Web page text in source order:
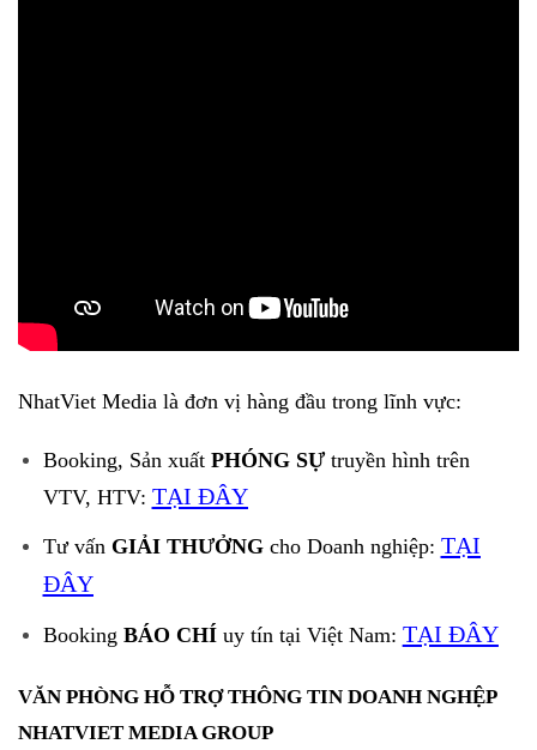
NhatViet Media là đơn vị hàng đầu trong lĩnh vực:
Booking, Sản xuất PHÓNG SỰtruyền hình trên
VTV, HTV: TẠI ĐÂY
Tư vấn GIẢI THƯỞNGcho Doanh nghiệp: TẠI
ĐÂY
Booking BÁO CHÍuy tín tại Việt Nam: TẠI ĐÂY
VĂN PHÒNG HỖ TRỢ THÔNG TIN DOANH NGHỆP
NHATVIET MEDIA GROUP